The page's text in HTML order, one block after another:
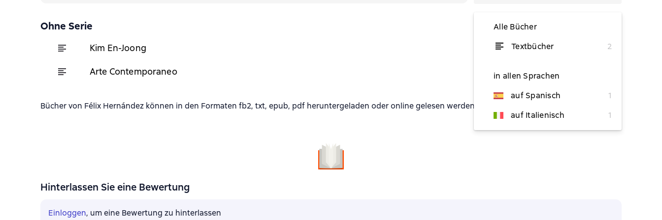
Alle Bücher
Textbücher
2
in allen Sprachen
auf Spanisch
1
auf Italienisch
1
Ohne Serie
Kim En-Joong von 17,18 €
Arte Contemporaneo
Bücher von Félix Hernández können in den Formaten fb2, txt, epub, pdf heruntergeladen oder online gelesen werden.
Hinterlassen Sie eine Bewertung
Einloggen, um eine Bewertung zu hinterlassen